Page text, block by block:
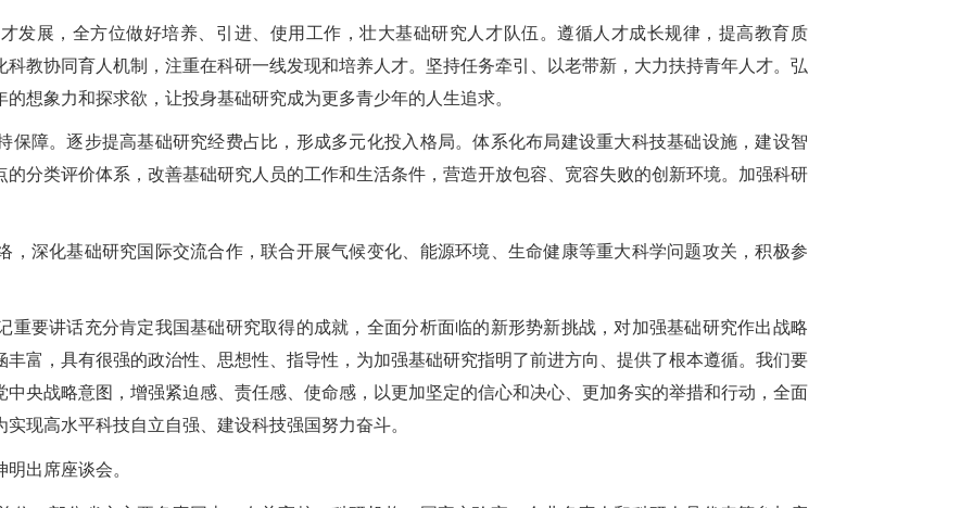
发展，全方位做好培养、引进、使用工作，壮大基础研究人才队伍。遵循人才成长规律，提高教育质
教协同育人机制，注重在科研一线发现和培养人才。坚持任务牵引、以老带新，大力扶持青年人才。弘
想象力和探求欲，让投身基础研究成为更多青少年的人生追求。
保障。逐步提高基础研究经费占比，形成多元化投入格局。体系化布局建设重大科技基础设施，建设智
分类评价体系，改善基础研究人员的工作和生活条件，营造开放包容、宽容失败的创新环境。加强科研
，深化基础研究国际交流合作，联合开展气候变化、能源环境、生命健康等重大科学问题攻关，积极参
重要讲话充分肯定我国基础研究取得的成就，全面分析面临的新形势新挑战，对加强基础研究作出战略
富，具有很强的政治性、思想性、指导性，为加强基础研究指明了前进方向、提供了根本遵循。我们要
央战略意图，增强紧迫感、责任感、使命感，以更加坚定的信心和决心、更加务实的举措和行动，全面
现高水平科技自立自强、建设科技强国努力奋斗。
出席座谈会。